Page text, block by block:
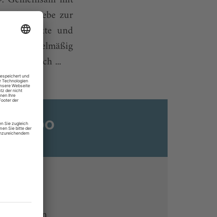
Ihre Liebe zur
wirkte und
Regelmäßig
...
Abo